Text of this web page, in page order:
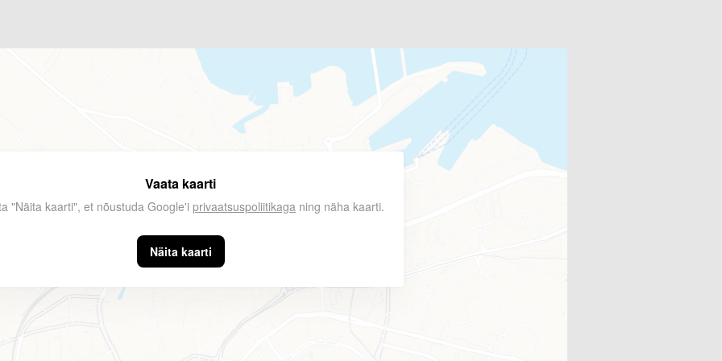
Vaata kaarti
"Näita kaarti", et nõustuda Google'i privaatsuspoliitikaga ning näha kaarti.
Näita kaarti